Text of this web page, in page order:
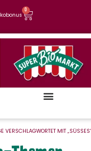
0
VERSCHLAGWORTET MIT „SÜSSES“